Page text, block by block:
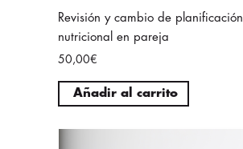
Revisión y cambio de planificación
nutricional en pareja
50,00€
Añadir al carrito